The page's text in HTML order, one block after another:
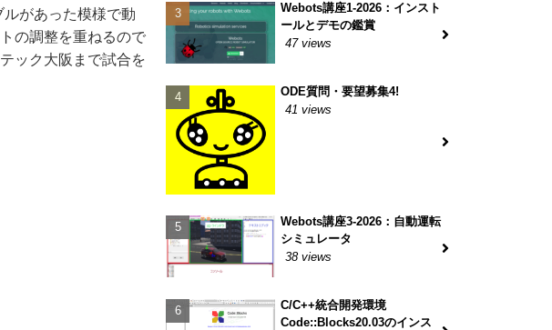
があった模様で動
の調整を重ねるので
ック大阪まで試合を
Webots講座1-2026：インスト
ールとデモの鑑賞
47 views
ODE質問・要望募集4!
41 views
Webots講座3-2026：自動運転
シミュレータ
38 views
C/C++統合開発環境
Code::Blocks20.03のインス